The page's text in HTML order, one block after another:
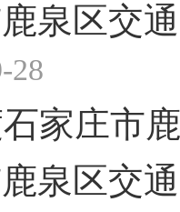
泉区交
28
家庄市
泉区交